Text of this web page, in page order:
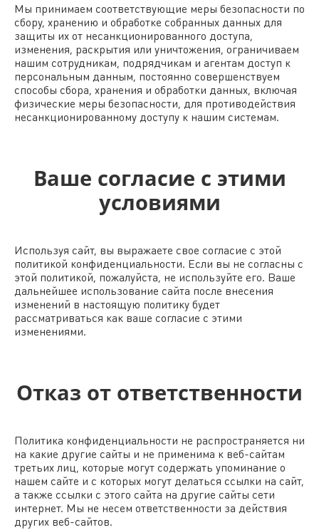
Мы принимаем соответствующие меры безопасности по
сбору, хранению и обработке собранных данных для
защиты их от несанкционированного доступа,
изменения, раскрытия или уничтожения, ограничиваем
нашим сотрудникам, подрядчикам и агентам доступ к
персональным данным, постоянно совершенствуем
способы сбора, хранения и обработки данных, включая
физические меры безопасности, для противодействия
несанкционированному доступу к нашим системам.
Ваше согласие с этими
условиями
Используя сайт, вы выражаете свое согласие с этой
политикой конфиденциальности. Если вы не согласны с
этой политикой, пожалуйста, не используйте его. Ваше
дальнейшее использование сайта после внесения
изменений в настоящую политику будет
рассматриваться как ваше согласие с этими
изменениями.
Отказ от ответственности
Политика конфиденциальности не распространяется ни
на какие другие сайты и не применима к веб-сайтам
третьих лиц, которые могут содержать упоминание о
нашем сайте и с которых могут делаться ссылки на сайт,
а также ссылки с этого сайта на другие сайты сети
интернет. Мы не несем ответственности за действия
других веб-сайтов.